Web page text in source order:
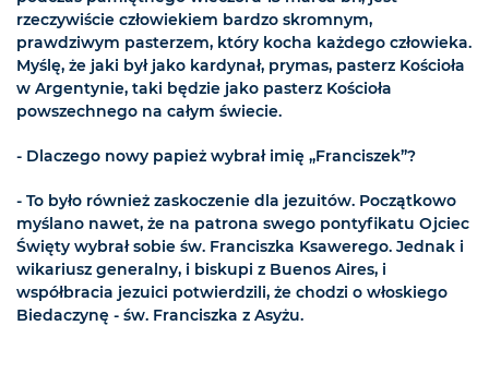
rzeczywiście człowiekiem bardzo skromnym,
prawdziwym pasterzem, który kocha każdego człowieka.
Myślę, że jaki był jako kardynał, prymas, pasterz Kościoła
w Argentynie, taki będzie jako pasterz Kościoła
powszechnego na całym świecie.
- Dlaczego nowy papież wybrał imię „Franciszek”?
- To było również zaskoczenie dla jezuitów. Początkowo
myślano nawet, że na patrona swego pontyfikatu Ojciec
Święty wybrał sobie św. Franciszka Ksawerego. Jednak i
wikariusz generalny, i biskupi z Buenos Aires, i
współbracia jezuici potwierdzili, że chodzi o włoskiego
Biedaczynę - św. Franciszka z Asyżu.